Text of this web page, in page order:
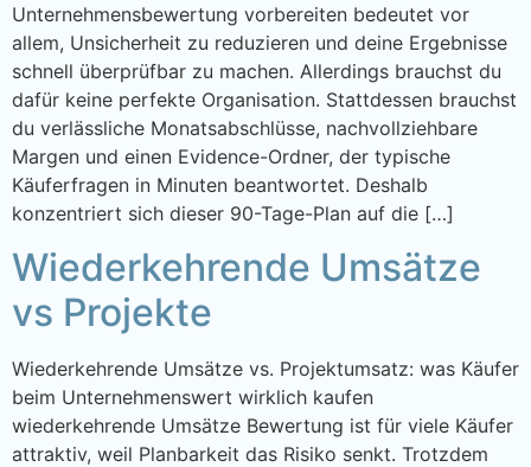
Unternehmensbewertung vorbereiten bedeutet vor
allem, Unsicherheit zu reduzieren und deine Ergebnisse
schnell überprüfbar zu machen. Allerdings brauchst du
dafür keine perfekte Organisation. Stattdessen brauchst
du verlässliche Monatsabschlüsse, nachvollziehbare
Margen und einen Evidence-Ordner, der typische
Käuferfragen in Minuten beantwortet. Deshalb
konzentriert sich dieser 90-Tage-Plan auf die […]
Wiederkehrende Umsätze
vs Projekte
Wiederkehrende Umsätze vs. Projektumsatz: was Käufer
beim Unternehmenswert wirklich kaufen
wiederkehrende Umsätze Bewertung ist für viele Käufer
attraktiv, weil Planbarkeit das Risiko senkt. Trotzdem